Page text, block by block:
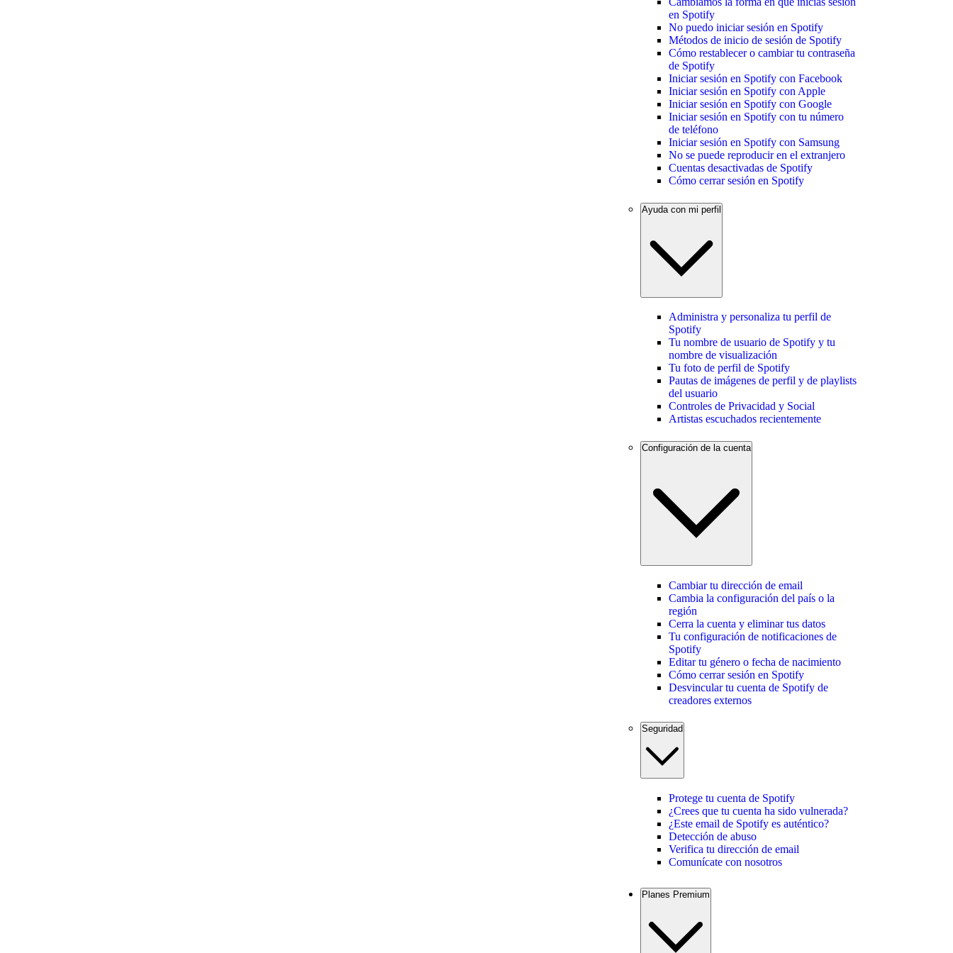
en Spotify
No puedo iniciar sesión en Spotify
Métodos de inicio de sesión de Spotify
Cómo restablecer o cambiar tu contraseña
de Spotify
Iniciar sesión en Spotify con Facebook
Iniciar sesión en Spotify con Apple
Iniciar sesión en Spotify con Google
Iniciar sesión en Spotify con tu número
de teléfono
Iniciar sesión en Spotify con Samsung
No se puede reproducir en el extranjero
Cuentas desactivadas de Spotify
Cómo cerrar sesión en Spotify
Ayuda con mi perfil
Administra y personaliza tu perfil de
Spotify
Tu nombre de usuario de Spotify y tu
nombre de visualización
Tu foto de perfil de Spotify
Pautas de imágenes de perfil y de playlists
del usuario
Controles de Privacidad y Social
Artistas escuchados recientemente
Configuración de la cuenta
Cambiar tu dirección de email
Cambia la configuración del país o la
región
Cerra la cuenta y eliminar tus datos
Tu configuración de notificaciones de
Spotify
Editar tu género o fecha de nacimiento
Cómo cerrar sesión en Spotify
Desvincular tu cuenta de Spotify de
creadores externos
Seguridad
Protege tu cuenta de Spotify
¿Crees que tu cuenta ha sido vulnerada?
¿Este email de Spotify es auténtico?
Detección de abuso
Verifica tu dirección de email
Comunícate con nosotros
Planes Premium